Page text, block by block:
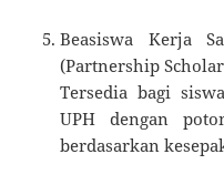
Beasiswa Kerja
(Partnership
Tersedia bagi
UPH dengan
berdasarkan